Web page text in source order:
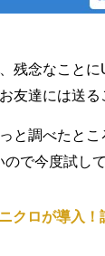
残念なこと
友達には送
と調べたと
で今度試し
ニクロが導入